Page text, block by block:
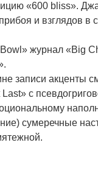
«600 bliss».
и взглядов в
журнал «Big
записи акценты
с
сумеречные